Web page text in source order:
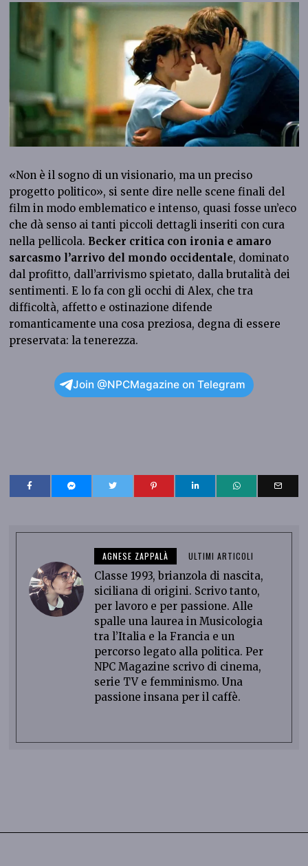
«Non è il sogno di un visionario, ma un preciso
progetto politico», si sente dire nelle scene finali del
film in modo emblematico e intenso, quasi fosse un’eco
che dà senso ai tanti piccoli dettagli inseriti con cura
nella pellicola. Becker critica con ironia e amaro
sarcasmo l’arrivo del mondo occidentale, dominato
dal profitto, dall’arrivismo spietato, dalla brutalità dei
sentimenti. E lo fa con gli occhi di Alex, che tra
difficoltà, affetto e ostinazione difende
romanticamente una cosa preziosa, degna di essere
preservata: la tenerezza.
Join @NPCMagazine on Telegram
AGNESE ZAPPALÀ ULTIMI ARTICOLI
Classe 1993, brianzola di nascita,
siciliana di origini. Scrivo tanto,
per lavoro e per passione. Alle
spalle una laurea in Musicologia
tra l’Italia e la Francia e un
percorso legato alla politica. Per
NPC Magazine scrivo di cinema,
serie TV e femminismo. Una
passione insana per il caffè.